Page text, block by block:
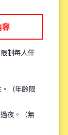
您其
觀一間物件。
上諮詢時提供
容
制每人僅
（年齡限
夜。（無